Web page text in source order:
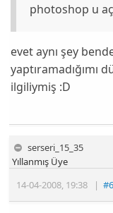
photoshop u
evet aynı şey
yaptıramadığımı
ilgiliymiş :D
serseri_15_35
14-04-2008 19:38 |#6
Yıllanmış Üye